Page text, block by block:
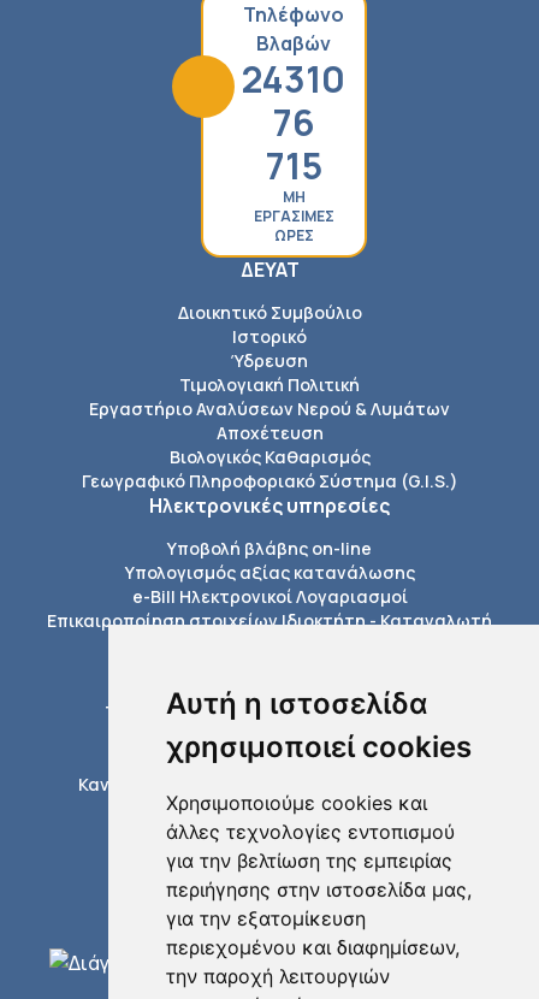
Αυτή η ιστοσελίδα
χρησιμοποιεί cookies
Χρησιμοποιούμε cookies και
άλλες τεχνολογίες εντοπισμού
για την βελτίωση της εμπειρίας
περιήγησης στην ιστοσελίδα μας,
για την εξατομίκευση
περιεχομένου και διαφημίσεων,
την παροχή λειτουργιών
Τηλέφωνο
Βλαβών
24310
76
715
ΜΗ
ΕΡΓΑΣΙΜΕΣ
ΩΡΕΣ
ΔΕΥΑΤ
Διοικητικό Συμβούλιο
Ιστορικό
Ύδρευση
Τιμολογιακή Πολιτική
Εργαστήριο Αναλύσεων Νερού & Λυμάτων
Αποχέτευση
Βιολογικός Καθαρισμός
Γεωγραφικό Πληροφοριακό Σύστημα (G.I.S.)
Ηλεκτρονικές υπηρεσίες
Υποβολή βλάβης on-line
Υπολογισμός αξίας κατανάλωσης
e-Bill Ηλεκτρονικοί Λογαριασμοί
Επικαιροποίηση στοιχείων Ιδιοκτήτη - Καταναλωτή
Εξόφληση Λογαριασμών
Τέλη σύνδεσης με το δίκτυο της ΔΕΥΑΤ
Διαδικασίες ύδρευσης
Διαδικασίες αποχέτευσης
Κανονισμοί δικτύων ύδρευσης αποχέτευσης
Έντυπα / Αιτήσεις
Τηλεφωνικός κατάλογος